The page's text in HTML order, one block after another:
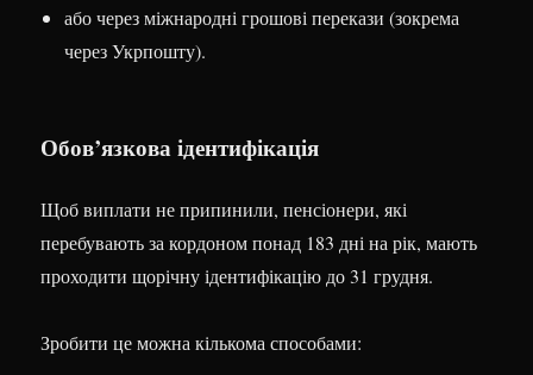
або через міжнародні грошові перекази (зокрема
через Укрпошту).
Обов’язкова ідентифікація
Щоб виплати не припинили, пенсіонери, які
перебувають за кордоном понад 183 дні на рік, мають
проходити щорічну ідентифікацію до 31 грудня.
Зробити це можна кількома способами: